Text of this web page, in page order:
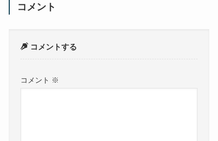
コメント
コメントする
コメント ※